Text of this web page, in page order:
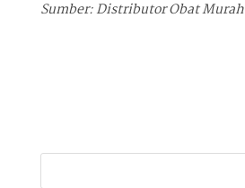
Sumber: Distributor Obat Murah